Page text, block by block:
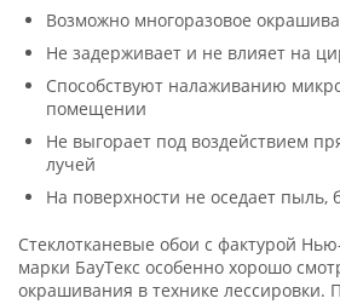
Возможно многоразовое
Не задерживает и не влияет на
Способствуют налаживанию
помещении
Не выгорает под воздействием
лучей
На поверхности не оседает пыль,
Стеклотканевые обои с фактурой
марки БауТекс особенно хорошо
окрашивания в технике лессировки.